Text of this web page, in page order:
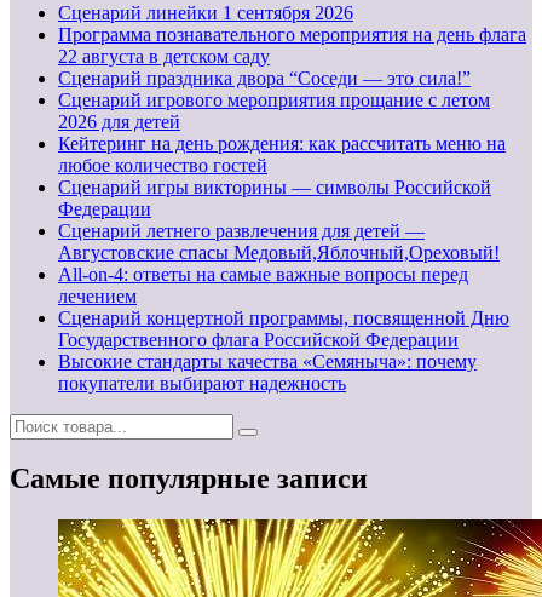
Cценарий линейки 1 сентября 2026
Программа познавательного мероприятия на день флага
22 августа в детском саду
Сценарий праздника двора “Соседи — это сила!”
Сценарий игрового мероприятия прощание с летом
2026 для детей
Кейтеринг на день рождения: как рассчитать меню на
любое количество гостей
Сценарий игры викторины — символы Российской
Федерации
Сценарий летнего развлечения для детей —
Августовские спасы Медовый,Яблочный,Ореховый!
All-on-4: ответы на самые важные вопросы перед
лечением
Сценарий концертной программы, посвященной Дню
Государственного флага Российской Федерации
Высокие стандарты качества «Семяныча»: почему
покупатели выбирают надежность
Самые популярные записи